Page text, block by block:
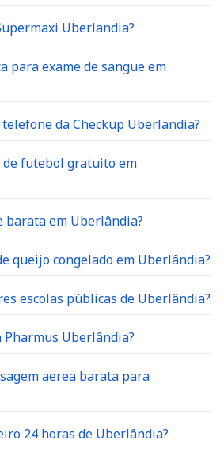
Uberlandia?
para exame de sangue em
da Checkup Uberlandia?
de futebol gratuito em
barata em Uberlândia?
queijo congelado em Uberlândia?
escolas públicas de Uberlândia?
Uberlândia?
aerea barata para
24 horas de Uberlândia?